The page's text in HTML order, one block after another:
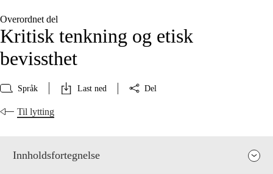
Overordnet del
Kritisk tenkning og etisk
bevissthet
Språk Last ned Del
Til lytting
Innholdsfortegnelse